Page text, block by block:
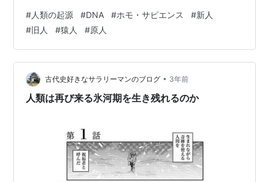
日本の成り立ちに的を絞っていたけれど、「人類の起
源」はもっと広い視点で書かれていいるようだ。 篠田 謙
一 著 「人類の起源 古代DNAが語るホモ・サピンエンス
の「大いなる旅」」メモ 第１章 人類の登場ーホモ・サピ
エンス前史 ＜まとめ＞ ・現代人の学名を 属名 と 種…
#人類の起源 #DNA #ホモ・サピエンス #新人
#旧人 #猿人 #原人
古代史好きなサラリーマンのブログ • 3年前
人類は再び来る氷河期を生き残れるのか